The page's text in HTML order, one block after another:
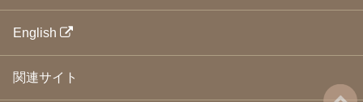
2007年12月(26)
2007年11月
2007年10月
2007年9月(23)
2007年8月
English
関連サイト